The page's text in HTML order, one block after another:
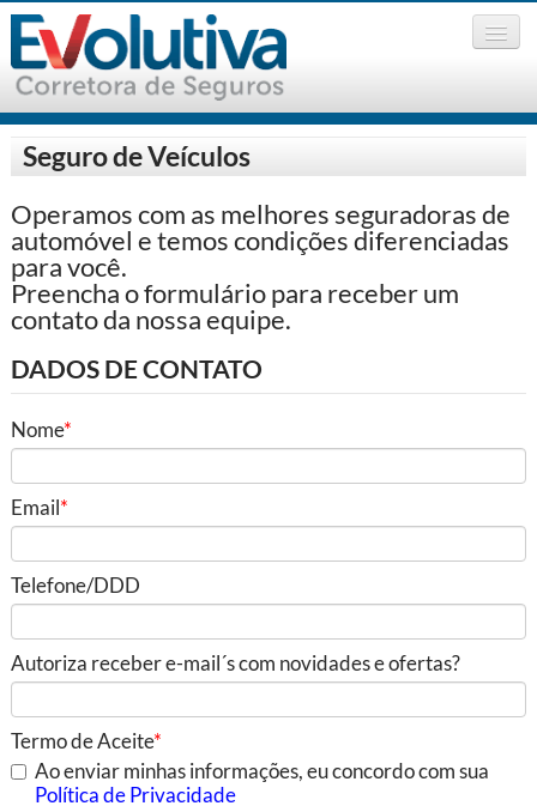
Início
Empresa▼
Cotações ▼
Seguro de Veículos
Operamos com as melhores seguradoras de
automóvel e temos condições diferenciadas
para você.
Preencha o formulário para receber um
contato da nossa equipe.
DADOS DE CONTATO
Nome
Email
Telefone/DDD
Autoriza receber e-mail´s com novidades e ofertas?
Termo de Aceite
Ao enviar minhas informações, eu concordo com sua
Política de Privacidade